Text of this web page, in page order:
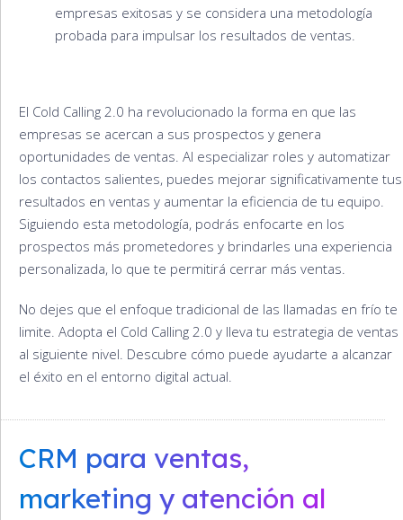
empresas exitosas y se considera una metodología
probada para impulsar los resultados de ventas.
El Cold Calling 2.0 ha revolucionado la forma en que las
empresas se acercan a sus prospectos y genera
oportunidades de ventas. Al especializar roles y automatizar
los contactos salientes, puedes mejorar significativamente tus
resultados en ventas y aumentar la eficiencia de tu equipo.
Siguiendo esta metodología, podrás enfocarte en los
prospectos más prometedores y brindarles una experiencia
personalizada, lo que te permitirá cerrar más ventas.
No dejes que el enfoque tradicional de las llamadas en frío te
limite. Adopta el Cold Calling 2.0 y lleva tu estrategia de ventas
al siguiente nivel. Descubre cómo puede ayudarte a alcanzar
el éxito en el entorno digital actual.
CRM para ventas,
marketing y atención al